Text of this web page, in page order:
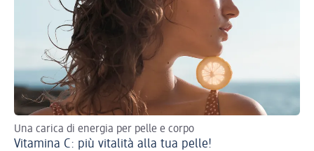
Una carica di energia per pelle e corpo
Vitamina C: più vitalità alla tua pelle!